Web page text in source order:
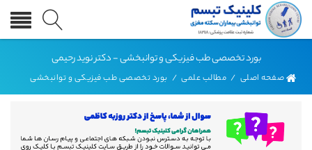
بورد تخصصی طب فیزیکی و توانبخشی - دکتر نوید رحیمی
صفحه اصلی / مطالب علمی / بورد تخصصی طب فیزیکی و توانبخشی